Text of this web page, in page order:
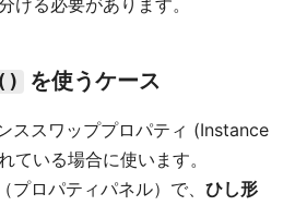
ける必要があります。
を使うケース
ススワッププロパティ (Instance
ている場合に使います。
ロパティパネル）で、 ひし形